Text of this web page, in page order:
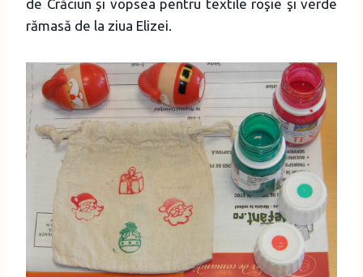
de Crăciun şi vopsea pentru textile roşie şi verde
rămasă de la ziua Elizei.